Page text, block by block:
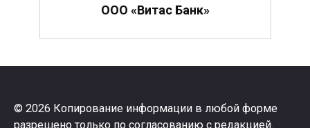
ООО «Витас Банк»
© 2026 Копирование информации в любой форме
разрешено только по согласованию с редакцией.